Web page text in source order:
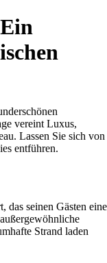
vereint Luxus,
Lassen Sie sich von
entführen.
das seinen Gästen eine
Strand laden